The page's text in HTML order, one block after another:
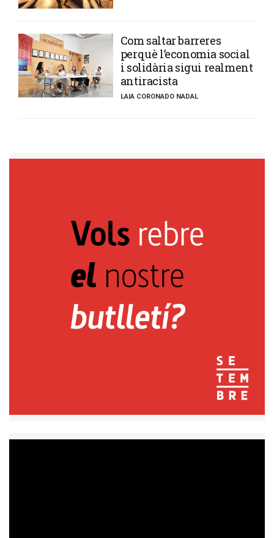
​Com saltar barreres
perquè l’economia social
i solidària sigui realment
antiracista
LAIA CORONADO NADAL